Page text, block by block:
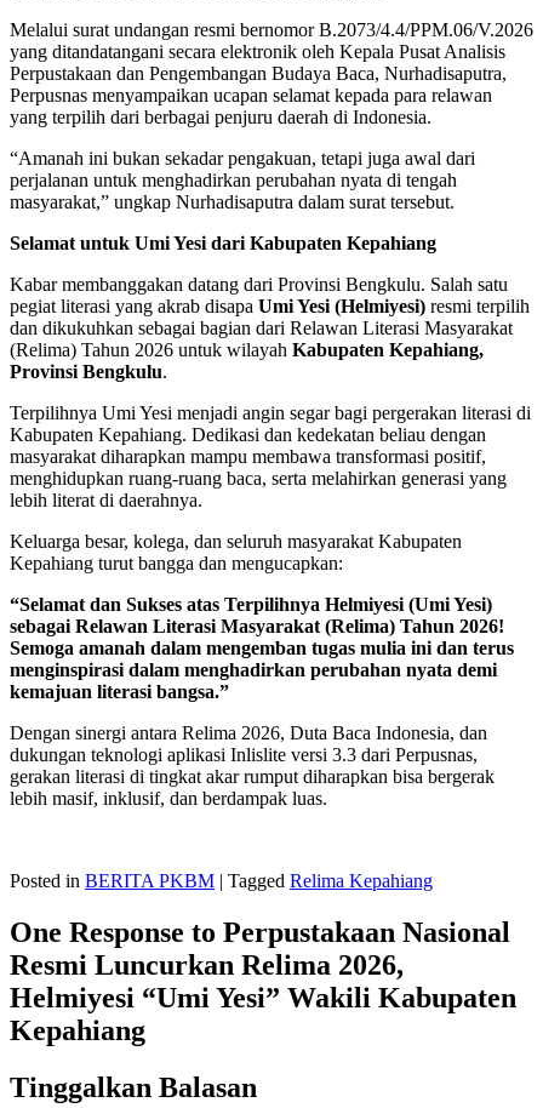
Melalui surat undangan resmi bernomor B.2073/4.4/PPM.06/V.2026
yang ditandatangani secara elektronik oleh Kepala Pusat Analisis
Perpustakaan dan Pengembangan Budaya Baca, Nurhadisaputra,
Perpusnas menyampaikan ucapan selamat kepada para relawan
yang terpilih dari berbagai penjuru daerah di Indonesia.
“Amanah ini bukan sekadar pengakuan, tetapi juga awal dari
perjalanan untuk menghadirkan perubahan nyata di tengah
masyarakat,” ungkap Nurhadisaputra dalam surat tersebut.
Selamat untuk Umi Yesi dari Kabupaten Kepahiang
Kabar membanggakan datang dari Provinsi Bengkulu. Salah satu
pegiat literasi yang akrab disapa Umi Yesi (Helmiyesi) resmi terpilih
dan dikukuhkan sebagai bagian dari Relawan Literasi Masyarakat
(Relima) Tahun 2026 untuk wilayah Kabupaten Kepahiang,
Provinsi Bengkulu.
Terpilihnya Umi Yesi menjadi angin segar bagi pergerakan literasi di
Kabupaten Kepahiang. Dedikasi dan kedekatan beliau dengan
masyarakat diharapkan mampu membawa transformasi positif,
menghidupkan ruang-ruang baca, serta melahirkan generasi yang
lebih literat di daerahnya.
Keluarga besar, kolega, dan seluruh masyarakat Kabupaten
Kepahiang turut bangga dan mengucapkan:
“Selamat dan Sukses atas Terpilihnya Helmiyesi (Umi Yesi)
sebagai Relawan Literasi Masyarakat (Relima) Tahun 2026!
Semoga amanah dalam mengemban tugas mulia ini dan terus
menginspirasi dalam menghadirkan perubahan nyata demi
kemajuan literasi bangsa.”
Dengan sinergi antara Relima 2026, Duta Baca Indonesia, dan
dukungan teknologi aplikasi Inlislite versi 3.3 dari Perpusnas,
gerakan literasi di tingkat akar rumput diharapkan bisa bergerak
lebih masif, inklusif, dan berdampak luas.
Posted in BERITA PKBM | Tagged Relima Kepahiang
One Response to Perpustakaan Nasional
Resmi Luncurkan Relima 2026,
Helmiyesi “Umi Yesi” Wakili Kabupaten
Kepahiang
Tinggalkan Balasan